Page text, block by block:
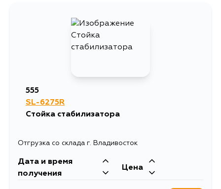
555
SL-6275R
Стойка стабилизатора
Отгрузка со склада г. Владивосток
Дата и время
получения
Цена